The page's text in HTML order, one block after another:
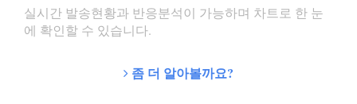
실시간 발송현황과 반응분석이 가능하며 차트로 한 눈
에 확인할 수 있습니다.
좀 더 알아볼까요?